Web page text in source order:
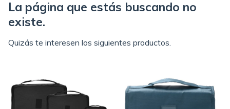
La página que estás buscando no
existe.
Quizás te interesen los siguientes productos.